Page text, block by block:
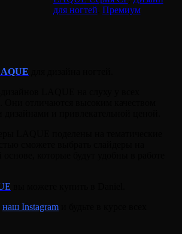
для ногтей Премиум
наш Instagram